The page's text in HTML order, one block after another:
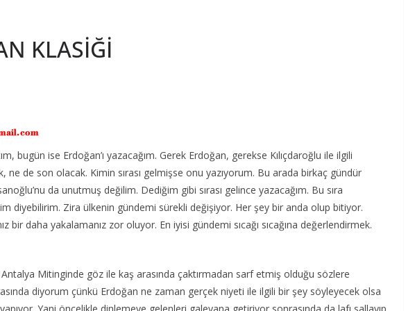
KLASİĞİ
bugün ise Erdoğan’ı yazacağım. Gerek Erdoğan, gerekse Kılıçdaroğlu ile ilgili
ne de son olacak. Kimin sırası gelmişse onu yazıyorum. Bu arada birkaç gündür
da unutmuş değilim. Dediğim gibi sırası gelince yazacağım. Bu sıra
diyebilirim. Zira ülkenin gündemi sürekli değişiyor. Her şey bir anda olup bitiyor.
bir daha yakalamanız zor oluyor. En iyisi gündemi sıcağı sıcağına değerlendirmek.
Antalya Mitinginde göz ile kaş arasında çaktırmadan sarf etmiş olduğu sözlere
diyorum çünkü Erdoğan ne zaman gerçek niyeti ile ilgili bir şey söyleyecek olsa